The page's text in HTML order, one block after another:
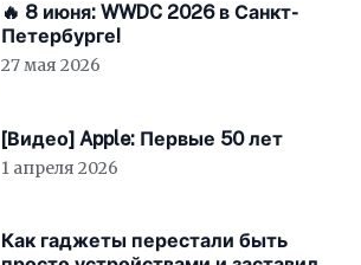
🔥 8 июня: WWDC 2026 в Санкт-
Петербурге!
27 мая 2026
[Видео] Apple: Первые 50 лет
1 апреля 2026
Как гаджеты перестали быть